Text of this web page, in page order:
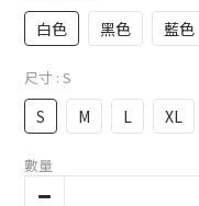
白色 黑色 藍色
尺寸 : S
S M L XL
數量